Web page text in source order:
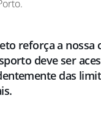
reforça a nossa
deve ser
das